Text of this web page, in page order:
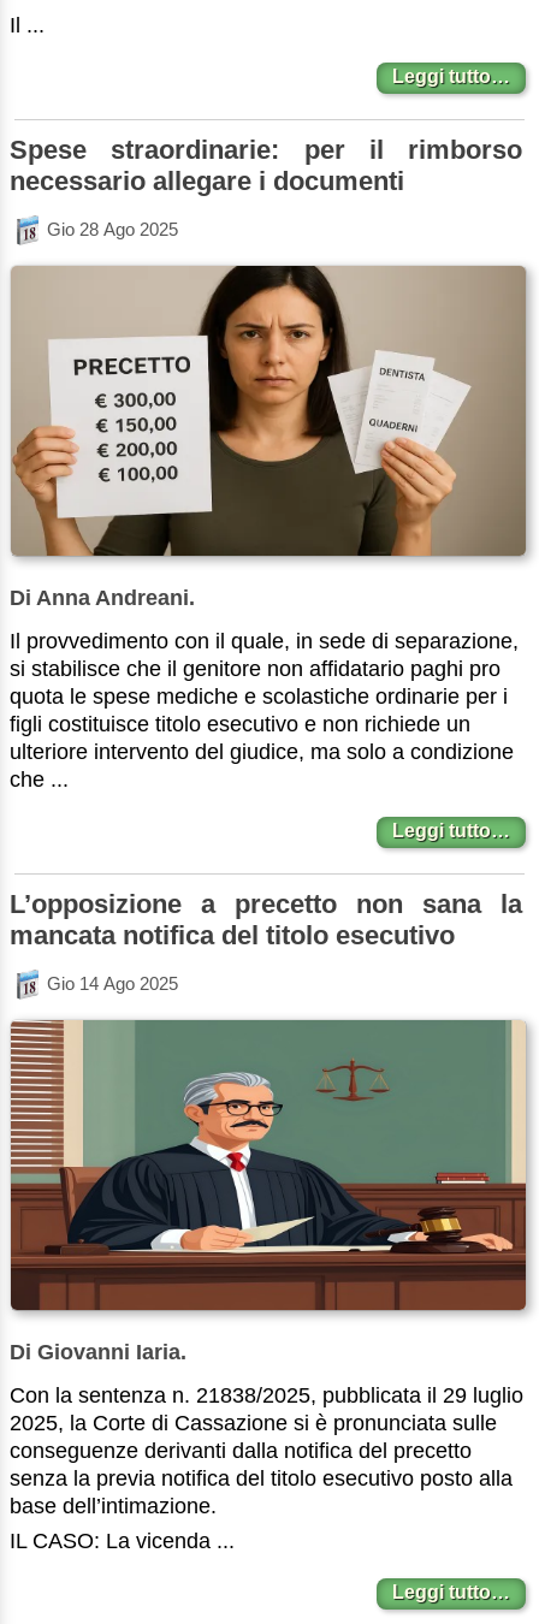
Il ...
Leggi tutto…
Spese straordinarie: per il rimborso
necessario allegare i documenti
Gio 28 Ago 2025
Di Anna Andreani.
Il provvedimento con il quale, in sede di separazione,
si stabilisce che il genitore non affidatario paghi pro
quota le spese mediche e scolastiche ordinarie per i
figli costituisce titolo esecutivo e non richiede un
ulteriore intervento del giudice, ma solo a condizione
che ...
Leggi tutto…
L’opposizione a precetto non sana la
mancata notifica del titolo esecutivo
Gio 14 Ago 2025
Di Giovanni Iaria.
Con la sentenza n. 21838/2025, pubblicata il 29 luglio
2025, la Corte di Cassazione si è pronunciata sulle
conseguenze derivanti dalla notifica del precetto
senza la previa notifica del titolo esecutivo posto alla
base dell’intimazione.
IL CASO: La vicenda ...
Leggi tutto…